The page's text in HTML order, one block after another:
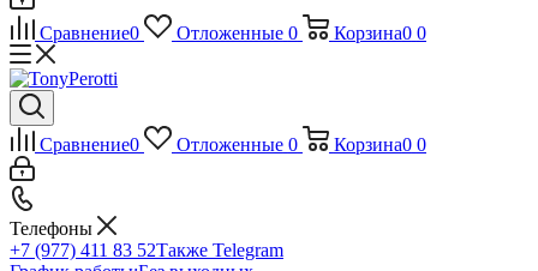
Сравнение0 Отложенные 0 Корзина0 0
Сравнение0 Отложенные 0 Корзина0 0
Телефоны
+7 (977) 411 83 52Также Telegram